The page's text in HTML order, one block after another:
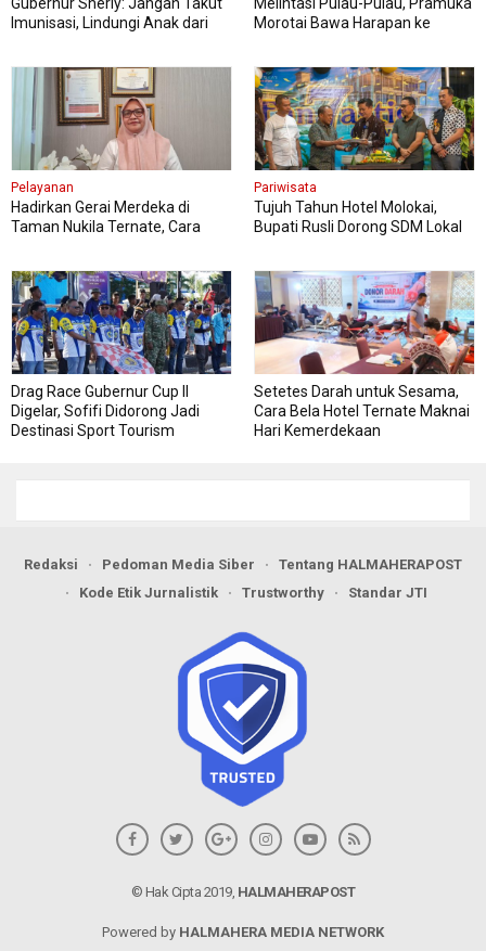
Imunisasi, Lindungi Anak dari
Morotai Bawa Harapan ke
Pelayanan
Hadirkan Gerai Merdeka di
Taman Nukila Ternate, Cara
Pariwisata
Tujuh Tahun Hotel Molokai,
Bupati Rusli Dorong SDM Lokal
Drag Race Gubernur Cup II
Digelar, Sofifi Didorong Jadi
Destinasi Sport Tourism
Setetes Darah untuk Sesama,
Cara Bela Hotel Ternate Maknai
Hari Kemerdekaan
Redaksi Pedoman Media Siber
Tentang HALMAHERAPOST
Kode Etik Jurnalistik
Trustworthy Standar JTI
© Hak Cipta 2019, HALMAHERAPOST
Powered by HALMAHERA MEDIA NETWORK